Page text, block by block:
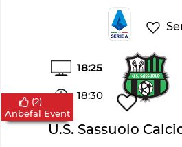
Log
ind
18:25
18:30
U.S. Sassuolo
(2)
Anbefal Event